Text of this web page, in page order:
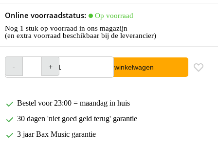
Online voorraadstatus:
Op voorraad
Nog 1 stuk op voorraad in ons magazijn
(en extra voorraad beschikbaar bij de leverancier)
In winkelwagen
Bestel voor 23:00 = maandag in huis
30 dagen 'niet goed geld terug' garantie
3 jaar Bax Music garantie